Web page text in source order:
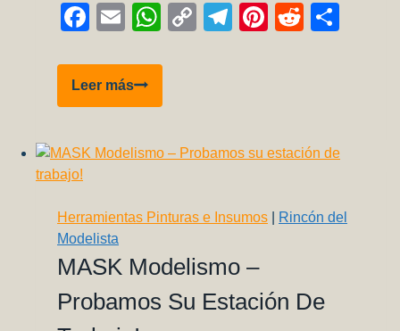
Facebook
EmailWhatsApp
CopyTelegram
Pinterest
Reddit
Leer másP-
51A
–
Herramientas Pinturas e Insumos
Rincón del
Modelista
MASK Modelismo –
Probamos Su Estación De